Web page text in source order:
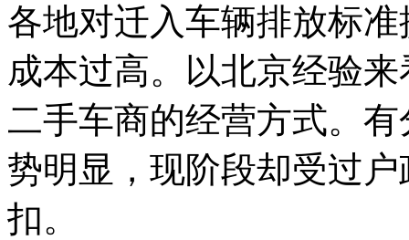
各地对迁入车辆排放标
成本过高。以北京经验
二手车商的经营方式。
势明显，现阶段却受过
扣。